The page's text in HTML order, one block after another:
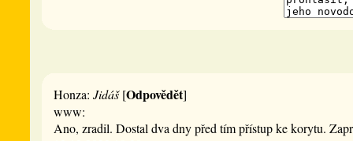
Honza: Jidáš[Odpovědět]
www:
Ano, zradil. Dostal dva dny před tím přístup ke korytu.